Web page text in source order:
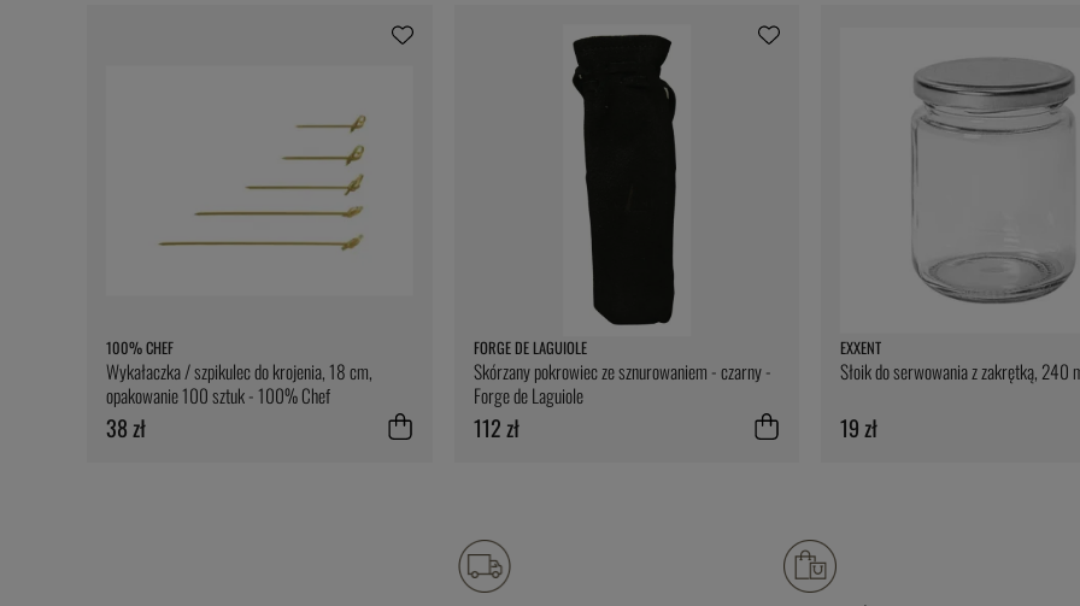
100% CHEF
Wykałaczka / szpikulec do krojenia, 18 cm,
opakowanie 100 sztuk - 100% Chef
38 zł
FORGE DE LAGUIOLE
Skórzany pokrowiec ze sznurowaniem - czarny -
Forge de Laguiole
112 zł
EXXENT
Słoik do serwowania z zakrętką, 240
19 zł